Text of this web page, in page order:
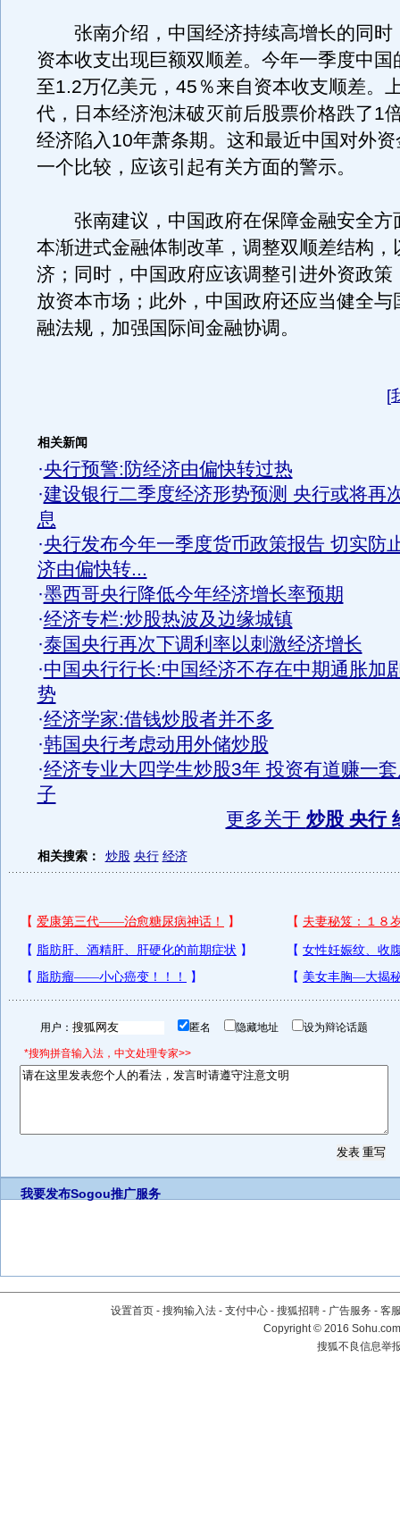
张南介绍，中国经济持续高增长的同时
资本收支出现巨额双顺差。今年一季度中国
至1.2万亿美元，45％来自资本收支顺差。
代，日本经济泡沫破灭前后股票价格跌了1
经济陷入10年萧条期。这和最近中国对外
一个比较，应该引起有关方面的警示。
张南建议，中国政府在保障金融安全方
本渐进式金融体制改革，调整双顺差结构，
济；同时，中国政府应该调整引进外资政策
放资本市场；此外，中国政府还应当健全与
融法规，加强国际间金融协调。
[
相关新闻
·央行预警:防经济由偏快转过热
·建设银行二季度经济形势预测 央行或将再
息
·央行发布今年一季度货币政策报告 切实防
济由偏快转...
·墨西哥央行降低今年经济增长率预期
·经济专栏:炒股热波及边缘城镇
·泰国央行再次下调利率以刺激经济增长
·中国央行行长:中国经济不存在中期通胀加
势
·经济学家:借钱炒股者并不多
·韩国央行考虑动用外储炒股
·经济专业大四学生炒股3年 投资有道赚一
子
更多关于 炒股 央行
相关搜索： 炒股 央行 经济
用户： 匿名 隐藏地址 设为辩论话题
*搜狗拼音输入法，中文处理专家>>
我要发布Sogou推广服务
设置首页 - 搜狗输入法 - 支付中心 - 搜狐招聘 - 广告服务 - 客
Copyright©2016
搜狐不良信息举